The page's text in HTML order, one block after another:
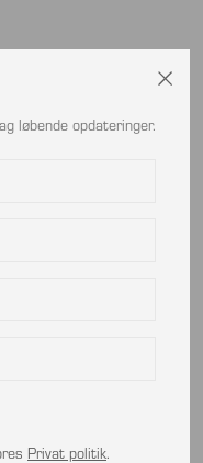
Medier
løbende opdateringer.
Privat politik.